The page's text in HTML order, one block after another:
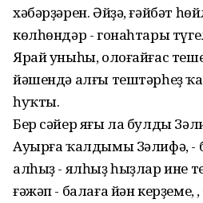
хәбәрҙәрен. Әйҙә, ғәйбәт
көлһөндәр - гонаһтары
Ярай уныһы, олоғайғас
йәшендә алғы тештәрһеҙ
һуҡты.
Бер сәйер яғы ла булды
Ауырға ҡалдымы Зәлифә, -
алһыҙ - ялһыҙ һыҙлар ине
ғәжәп - балаға йән керҙеме,